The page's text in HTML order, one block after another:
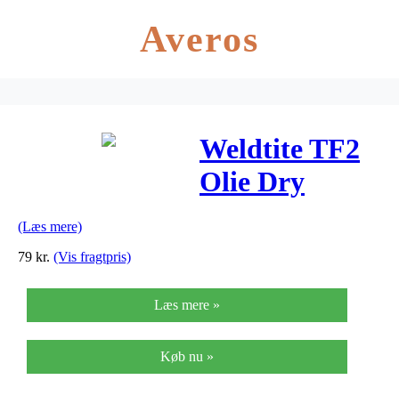
Averos
Weldtite TF2
Olie Dry
(Læs mere)
79 kr. (Vis fragtpris)
Læs mere »
Køb nu »